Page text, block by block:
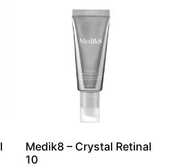
Medik8 – Crystal Retinal
10